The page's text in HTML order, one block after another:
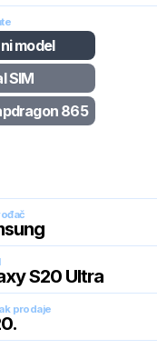
model
SIM
865
S20 Ultra
prodaje
.